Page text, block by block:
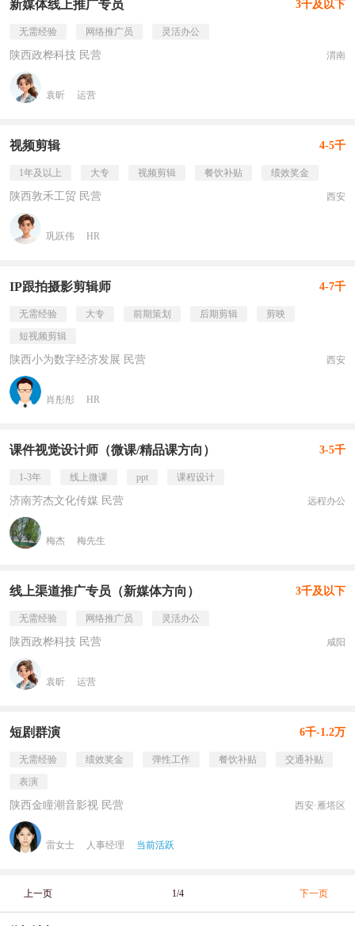
新媒体线上推广专员 3千及以下
无需经验 网络推广员 灵活办公
陕西政桦科技 民营 渭南
袁昕 运营
视频剪辑 4-5千
1年及以上 大专 视频剪辑 餐饮补贴 绩效奖金
陕西敦禾工贸 民营 西安
巩跃伟 HR
IP跟拍摄影剪辑师 4-7千
无需经验 大专 前期策划 后期剪辑
剪映
短视频剪辑
陕西小为数字经济发展 民营 西安
肖彤彤 HR
课件视觉设计师（微课/精品课方向） 3-5千
1-3年 线上微课 ppt 课程设计
济南芳杰文化传媒 民营 远程办公
梅杰 梅先生
线上渠道推广专员（新媒体方向） 3千及以下
无需经验 网络推广员 灵活办公
陕西政桦科技 民营 咸阳
袁昕 运营
短剧群演 6千-1.2万
无需经验 绩效奖金 弹性工作 餐饮补贴
交通补贴
表演
陕西金瞳潮音影视 民营 西安·雁塔区
雷女士 人事经理 当前活跃
上一页 1/4 下一页